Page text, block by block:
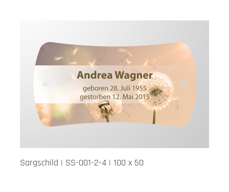
Sargschild | SS-001-2-4 | 100 x 50